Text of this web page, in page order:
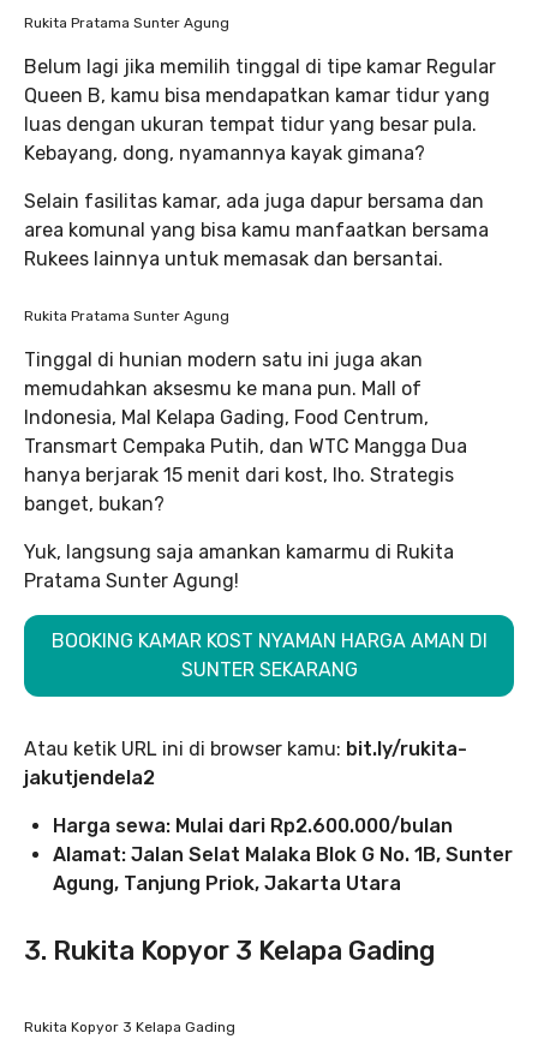
Rukita Pratama Sunter Agung
Belum lagi jika memilih tinggal di tipe kamar Regular
Queen B, kamu bisa mendapatkan kamar tidur yang
luas dengan ukuran tempat tidur yang besar pula.
Kebayang, dong, nyamannya kayak gimana?
Selain fasilitas kamar, ada juga dapur bersama dan
area komunal yang bisa kamu manfaatkan bersama
Rukees lainnya untuk memasak dan bersantai.
Rukita Pratama Sunter Agung
Tinggal di hunian modern satu ini juga akan
memudahkan aksesmu ke mana pun. Mall of
Indonesia, Mal Kelapa Gading, Food Centrum,
Transmart Cempaka Putih, dan WTC Mangga Dua
hanya berjarak 15 menit dari kost, lho. Strategis
banget, bukan?
Yuk, langsung saja amankan kamarmu di Rukita
Pratama Sunter Agung!
BOOKING KAMAR KOST NYAMAN HARGA AMAN DI
SUNTER SEKARANG
Atau ketik URL ini di browser kamu: bit.ly/rukita-
jakutjendela2
Harga sewa: Mulai dari Rp2.600.000/bulan
Alamat: Jalan Selat Malaka Blok G No. 1B, Sunter
Agung, Tanjung Priok, Jakarta Utara
3. Rukita Kopyor 3 Kelapa Gading
Rukita Kopyor 3 Kelapa Gading